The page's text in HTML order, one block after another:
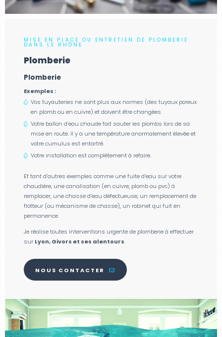
MISE EN PLACE OU ENTRETIEN DE PLOMBERIE
DANS LE RHÔNE
Plomberie
Plomberie
Exemples :
Vos tuyauteries ne sont plus aux normes (des tuyaux poreux
en plomb ou en cuivre) et doivent être changées.
Votre ballon d’eau chaude fait sauter les plombs lors de sa
mise en route. Il y a une température anormalement élevée et
votre cumulus est entartré.
Votre installation est complètement à refaire.
Et tant d’autres exemples comme une fuite d’eau sur votre
chaudière, une canalisation (en cuivre, plomb ou pvc) à
remplacer, une chasse d’eau défectueuse, un remplacement de
flotteur (ou mécanisme de chasse), un robinet qui fuit en
permanence.
Je réalise toutes interventions urgente de plomberie à effectuer
sur Lyon, Givors et ses alentours.
NOUS CONTACTER